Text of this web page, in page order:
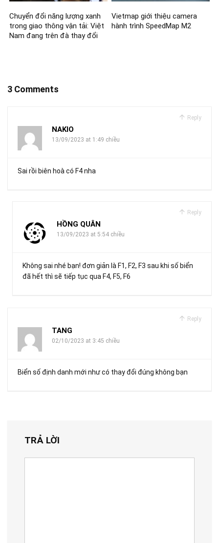
Chuyển đổi năng lượng xanh
trong giao thông vận tải: Việt
Nam đang trên đà thay đổi
Vietmap giới thiệu camera
hành trình SpeedMap M2
3 Comments
Reply
NAKIO
13/09/2023 at 1:49 chiều
Sai rồi biên hoà có F4 nha
Reply
HỒNG QUÂN
13/09/2023 at 5:54 chiều
Không sai nhé bạn! đơn giản là F1, F2, F3 sau khi số biển
đã hết thì sẽ tiếp tục qua F4, F5, F6
Reply
TANG
02/10/2023 at 3:45 chiều
Biển số định danh mới như có thay đổi đúng không bạn
TRẢ LỜI